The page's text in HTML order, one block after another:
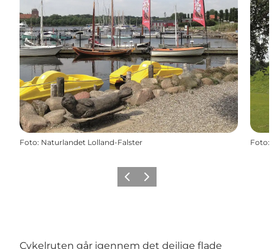
Foto: Naturlandet Lolland-Falster Foto:
ForrigeNæste
Cykelruten går igennem det dejlige flade